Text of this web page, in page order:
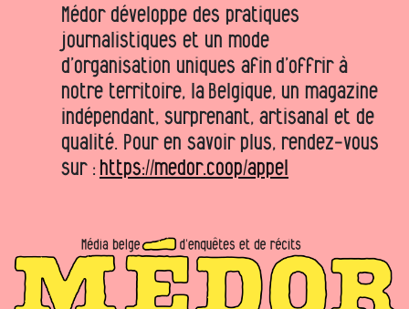
Médor développe des pratiques
journalistiques et un mode
d’organisation uniques afin d’offrir à
notre territoire, la Belgique, un magazine
indépendant, surprenant, artisanal et de
qualité. Pour en savoir plus, rendez-vous
sur : https://medor.coop/appel